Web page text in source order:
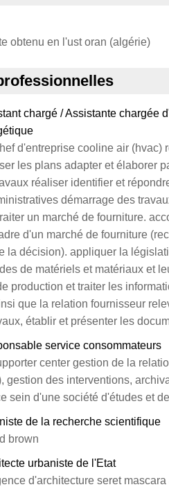
obtenu en l'ust oran (algérie)
chargé / Assistante chargée
d'entreprise cooline air (hvac)
les plans adapter et élaborer
réaliser identifier et
démarrage des
un marché de fourniture.
d'un marché de fourniture
la décision). appliquer la
de matériels et matériaux et
production et traiter les
que la relation fournisseur
établir et présenter les
service consommateurs
center gestion de la
gestion des interventions,
sein d'une société d'études et
de la recherche scientifique
brown
urbaniste de l'Etat
d'architecture seret